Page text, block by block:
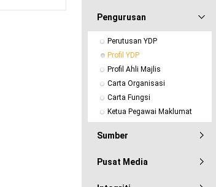
Pengurusan
Perutusan YDP
Profil YDP
Profil Ahli Majlis
Carta Organisasi
Carta Fungsi
Ketua Pegawai Maklumat
Sumber
Pusat Media